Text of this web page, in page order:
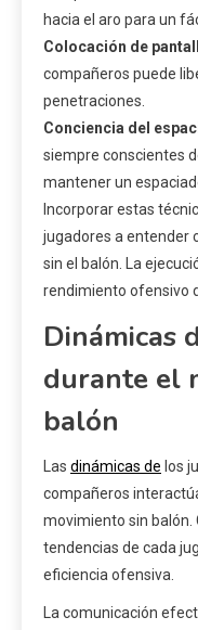
hacia el aro para un
Colocación de
compañeros puede
penetraciones.
Conciencia del
siempre conscientes
mantener un
Incorporar estas
jugadores a entender
sin el balón. La
rendimiento ofensivo
Dinámicas
durante el
balón
Las dinámicas de los
compañeros
movimiento sin
tendencias de cada
eficiencia ofensiva.
La comunicación